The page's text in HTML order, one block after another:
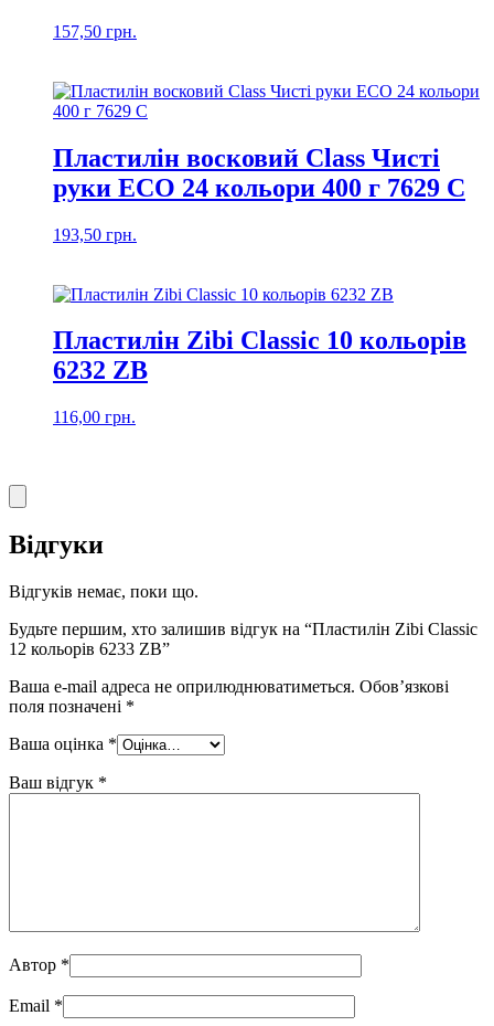
157,50 грн.
Пластилін восковий Class Чисті
руки ЕСО 24 кольори 400 г 7629 С
193,50 грн.
Пластилін Zibi Classic 10 кольорів
6232 ZB
116,00 грн.
Відгуки
Відгуків немає, поки що.
Будьте першим, хто залишив відгук на “Пластилін Zibi Classic
12 кольорів 6233 ZB”
Ваша e-mail адреса не оприлюднюватиметься. Обов’язкові
поля позначені *
Ваша оцінка *
Ваш відгук *
Автор *
Email *